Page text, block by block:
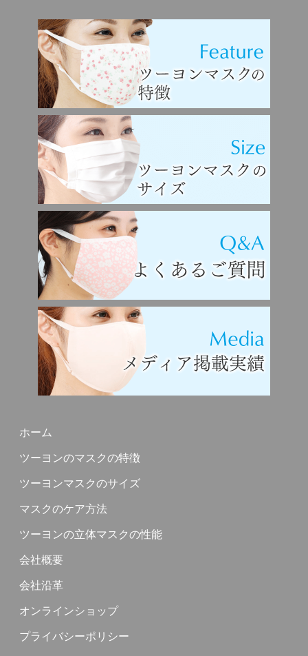
ホーム
ツーヨンのマスクの特徴
ツーヨンマスクのサイズ
マスクのケア方法
ツーヨンの立体マスクの性能
会社概要
会社沿革
オンラインショップ
プライバシーポリシー